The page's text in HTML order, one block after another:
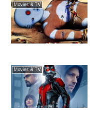
Movies & TV
Movies & TV